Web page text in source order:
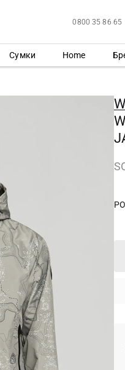
0800 35 86 65
Сумки Home